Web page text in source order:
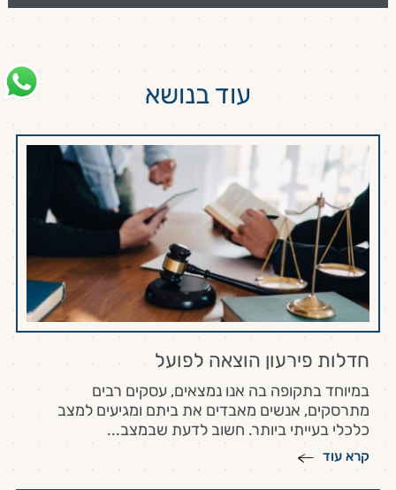
עוד בנושא
חדלות פירעון הוצאה לפועל
במיוחד בתקופה בה אנו נמצאים, עסקים רבים
מתרסקים, אנשים מאבדים את ביתם ומגיעים למצב
כלכלי בעייתי ביותר. חשוב לדעת שבמצב...
קרא עוד